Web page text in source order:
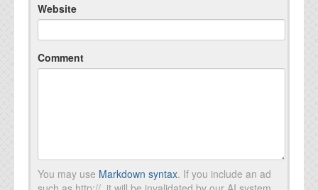
Website
Comment
You may use Markdown syntax. If you include an ad